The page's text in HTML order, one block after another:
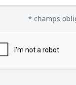
* champs